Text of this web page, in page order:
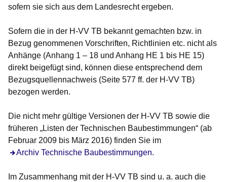
sofern sie sich aus dem Landesrecht ergeben.
Sofern die in der H-VV TB bekannt gemachten bzw. in
Bezug genommenen Vorschriften, Richtlinien etc. nicht als
Anhänge (Anhang 1 – 18 und Anhang HE 1 bis HE 15)
direkt beigefügt sind, können diese entsprechend dem
Bezugsquellennachweis (Seite 577 ff. der H-VV TB)
bezogen werden.
Die nicht mehr gültige Versionen der H-VV TB sowie die
früheren „Listen der Technischen Baubestimmungen“ (ab
Februar 2009 bis März 2016) finden Sie im
Archiv Technische Baubestimmungen.
Im Zusammenhang mit der H-VV TB sind u. a. auch die